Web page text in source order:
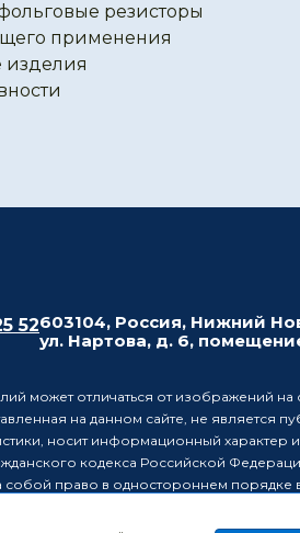
резисторы
применения
52603104, Россия, Нижний
ул. Нартова, д. 6,
может отличаться от изображений на
на данном сайте, не является
носит информационный
кодекса Российской
собой право в одностороннем